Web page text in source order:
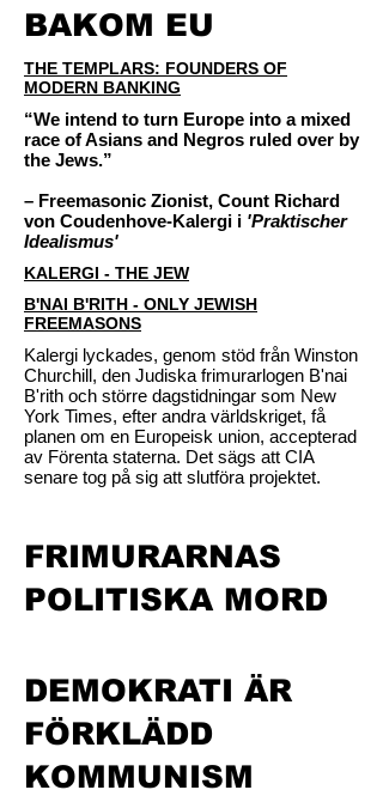
BAKOM EU
THE TEMPLARS: FOUNDERS OF
MODERN BANKING
“We intend to turn Europe into a mixed
race of Asians and Negros ruled over by
the Jews.”
– Freemasonic Zionist, Count Richard
von Coudenhove-Kalergi i 'Praktischer
Idealismus'
KALERGI - THE JEW
B'NAI B'RITH - ONLY JEWISH
FREEMASONS
Kalergi lyckades, genom stöd från Winston
Churchill, den Judiska frimurarlogen B'nai
B'rith och större dagstidningar som New
York Times, efter andra världskriget, få
planen om en Europeisk union, accepterad
av Förenta staterna. Det sägs att CIA
senare tog på sig att slutföra projektet.
FRIMURARNAS
POLITISKA MORD
DEMOKRATI ÄR
FÖRKLÄDD
KOMMUNISM